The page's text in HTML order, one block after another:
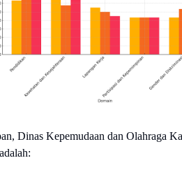
Dinas Kepemudaan dan Olahraga